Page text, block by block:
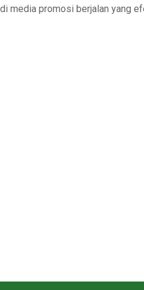
media promosi berjalan yang